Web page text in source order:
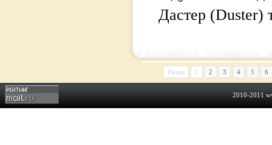
Дастер (Duster)
Назад 1 2 3 4 5 6
2010-2011